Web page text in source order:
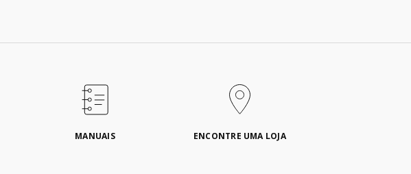
MANUAIS ENCONTRE UMA LOJA